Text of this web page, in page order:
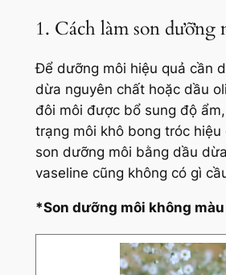
1. Cách làm son dưỡng
Để dưỡng môi hiệu quả cần
dừa nguyên chất hoặc dầu
đôi môi được bổ sung độ
trạng môi khô bong tróc hiệu
son dưỡng môi bằng dầu
vaseline cũng không có gì
*Son dưỡng môi không